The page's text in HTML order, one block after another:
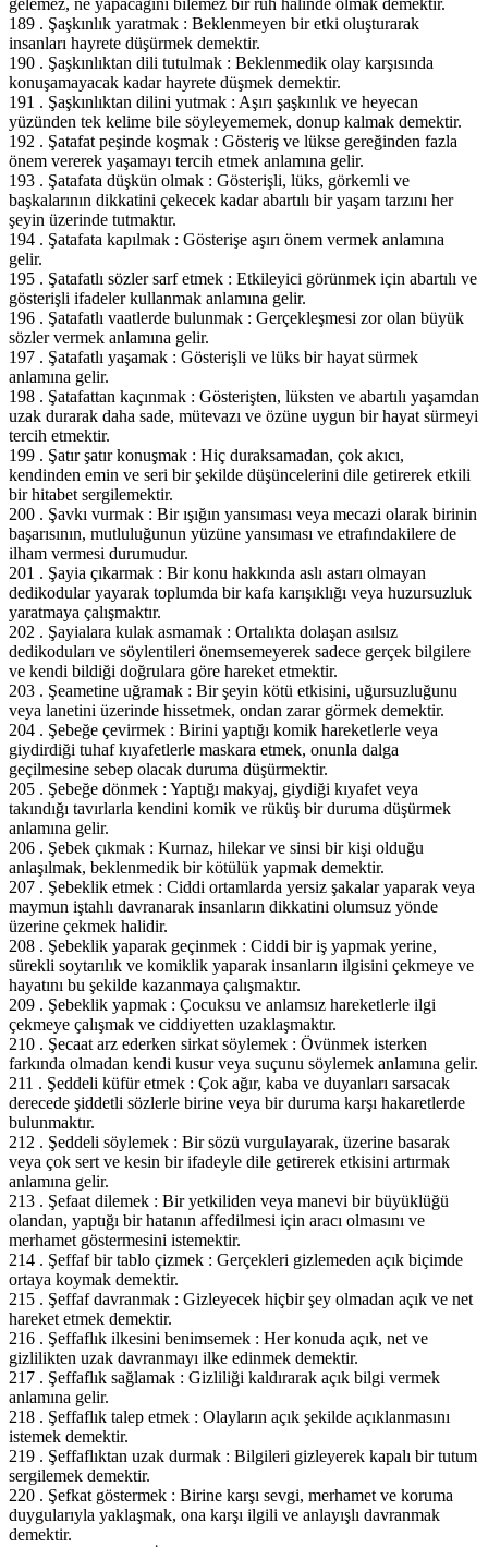
gelemez, ne yapacağını bilemez bir ruh halinde olmak demektir.
189 . Şaşkınlık yaratmak : Beklenmeyen bir etki oluşturarak
insanları hayrete düşürmek demektir.
190 . Şaşkınlıktan dili tutulmak : Beklenmedik olay karşısında
konuşamayacak kadar hayrete düşmek demektir.
191 . Şaşkınlıktan dilini yutmak : Aşırı şaşkınlık ve heyecan
yüzünden tek kelime bile söyleyememek, donup kalmak demektir.
192 . Şatafat peşinde koşmak : Gösteriş ve lükse gereğinden fazla
önem vererek yaşamayı tercih etmek anlamına gelir.
193 . Şatafata düşkün olmak : Gösterişli, lüks, görkemli ve
başkalarının dikkatini çekecek kadar abartılı bir yaşam tarzını her
şeyin üzerinde tutmaktır.
194 . Şatafata kapılmak : Gösterişe aşırı önem vermek anlamına
gelir.
195 . Şatafatlı sözler sarf etmek : Etkileyici görünmek için abartılı ve
gösterişli ifadeler kullanmak anlamına gelir.
196 . Şatafatlı vaatlerde bulunmak : Gerçekleşmesi zor olan büyük
sözler vermek anlamına gelir.
197 . Şatafatlı yaşamak : Gösterişli ve lüks bir hayat sürmek
anlamına gelir.
198 . Şatafattan kaçınmak : Gösterişten, lüksten ve abartılı yaşamdan
uzak durarak daha sade, mütevazı ve özüne uygun bir hayat sürmeyi
tercih etmektir.
199 . Şatır şatır konuşmak : Hiç duraksamadan, çok akıcı,
kendinden emin ve seri bir şekilde düşüncelerini dile getirerek etkili
bir hitabet sergilemektir.
200 . Şavkı vurmak : Bir ışığın yansıması veya mecazi olarak birinin
başarısının, mutluluğunun yüzüne yansıması ve etrafındakilere de
ilham vermesi durumudur.
201 . Şayia çıkarmak : Bir konu hakkında aslı astarı olmayan
dedikodular yayarak toplumda bir kafa karışıklığı veya huzursuzluk
yaratmaya çalışmaktır.
202 . Şayialara kulak asmamak : Ortalıkta dolaşan asılsız
dedikoduları ve söylentileri önemsemeyerek sadece gerçek bilgilere
ve kendi bildiği doğrulara göre hareket etmektir.
203 . Şeametine uğramak : Bir şeyin kötü etkisini, uğursuzluğunu
veya lanetini üzerinde hissetmek, ondan zarar görmek demektir.
204 . Şebeğe çevirmek : Birini yaptığı komik hareketlerle veya
giydirdiği tuhaf kıyafetlerle maskara etmek, onunla dalga
geçilmesine sebep olacak duruma düşürmektir.
205 . Şebeğe dönmek : Yaptığı makyaj, giydiği kıyafet veya
takındığı tavırlarla kendini komik ve rüküş bir duruma düşürmek
anlamına gelir.
206 . Şebek çıkmak : Kurnaz, hilekar ve sinsi bir kişi olduğu
anlaşılmak, beklenmedik bir kötülük yapmak demektir.
207 . Şebeklik etmek : Ciddi ortamlarda yersiz şakalar yaparak veya
maymun iştahlı davranarak insanların dikkatini olumsuz yönde
üzerine çekmek halidir.
208 . Şebeklik yaparak geçinmek : Ciddi bir iş yapmak yerine,
sürekli soytarılık ve komiklik yaparak insanların ilgisini çekmeye ve
hayatını bu şekilde kazanmaya çalışmaktır.
209 . Şebeklik yapmak : Çocuksu ve anlamsız hareketlerle ilgi
çekmeye çalışmak ve ciddiyetten uzaklaşmaktır.
210 . Şecaat arz ederken sirkat söylemek : Övünmek isterken
farkında olmadan kendi kusur veya suçunu söylemek anlamına gelir.
211 . Şeddeli küfür etmek : Çok ağır, kaba ve duyanları sarsacak
derecede şiddetli sözlerle birine veya bir duruma karşı hakaretlerde
bulunmaktır.
212 . Şeddeli söylemek : Bir sözü vurgulayarak, üzerine basarak
veya çok sert ve kesin bir ifadeyle dile getirerek etkisini artırmak
anlamına gelir.
213 . Şefaat dilemek : Bir yetkiliden veya manevi bir büyüklüğü
olandan, yaptığı bir hatanın affedilmesi için aracı olmasını ve
merhamet göstermesini istemektir.
214 . Şeffaf bir tablo çizmek : Gerçekleri gizlemeden açık biçimde
ortaya koymak demektir.
215 . Şeffaf davranmak : Gizleyecek hiçbir şey olmadan açık ve net
hareket etmek demektir.
216 . Şeffaflık ilkesini benimsemek : Her konuda açık, net ve
gizlilikten uzak davranmayı ilke edinmek demektir.
217 . Şeffaflık sağlamak : Gizliliği kaldırarak açık bilgi vermek
anlamına gelir.
218 . Şeffaflık talep etmek : Olayların açık şekilde açıklanmasını
istemek demektir.
219 . Şeffaflıktan uzak durmak : Bilgileri gizleyerek kapalı bir tutum
sergilemek demektir.
220 . Şefkat göstermek : Birine karşı sevgi, merhamet ve koruma
duygularıyla yaklaşmak, ona karşı ilgili ve anlayışlı davranmak
demektir.